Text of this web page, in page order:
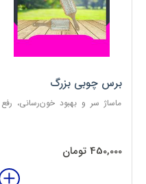
برس چوبی بزرگ
ماساژ سر و بهبود خون‌رسانی، رفع
450,000 تومان